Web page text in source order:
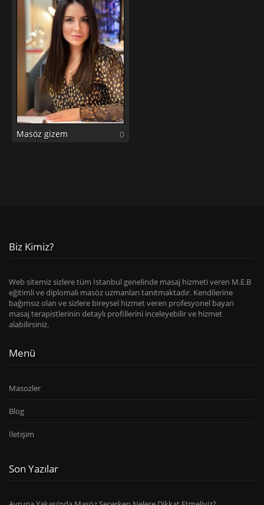
Masöz gizem 0
Biz Kimiz?
Web sitemiz sizlere tüm İstanbul genelinde masaj hizmeti veren M.E.B
eğitimli ve diplomalı masöz uzmanları tanıtmaktadır. Kendilerine
bağımsız olan ve sizlere bireysel hizmet veren profesyonel bayan
masaj terapistlerinin detaylı profillerini inceleyebilir ve hizmet
alabilirsiniz.
Menü
Masozler
Blog
İletişim
Son Yazılar